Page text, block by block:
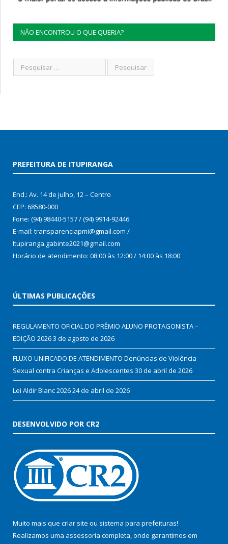
NÃO ENCONTROU O QUE QUERIA?
PREFEITURA DE ITUPIRANGA
End.: Av. 14 de julho, 12 – Centro
CEP: 68580-000
Fone: (94) 98440-5157 / (94) 9914-92446
E-mail: transparenciapmi@gmail.com /
Itupiranga.gabinte2021@gmail.com
Horário de atendimento: 08:00 às 12:00 / 14:00 às 18:00
ÚLTIMAS PUBLICAÇÕES
REGULAMENTO OFICIAL DO PRÊMIO ALUNO PROTAGONISTA –
EDIÇÃO 20263 de agosto de 2026
FLUXO UNIFICADO DE ATENDIMENTO Denúncias de Violência
Sexual contra Crianças e Adolescentes 30 de abril de 2026
Lei Aldir Blanc 202624 de abril de 2026
DESENVOLVIDO POR CR2
Muito mais que criar site ou sistema para prefeituras!
Realizamos uma assessoria completa, onde garantimos em